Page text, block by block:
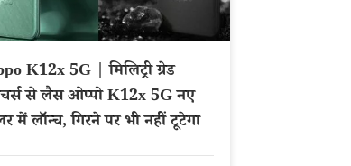
K12x 5G | मिलिट्री ग्रेड
से लैस ओप्पो K12x 5G नए
में लॉन्च, गिरने पर भी नहीं टूटेगा